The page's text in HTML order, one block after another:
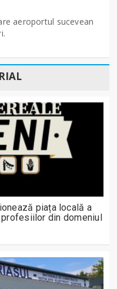
aeroportul sucevean
piața locală a
din domeniul